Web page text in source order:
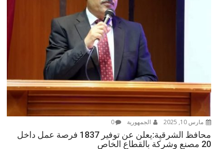
مارس 10, 2025 الجمهورية 0
محافظ الشرقية:يعلن عن توفير 1837 فرصة عمل داخل
20 مصنع وشركة بالقطاع الخاص